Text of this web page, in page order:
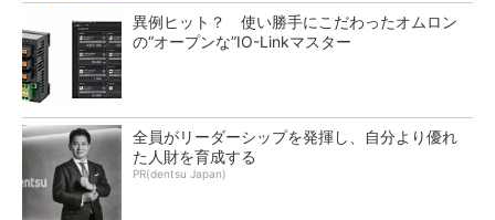
異例ヒット？ 使い勝手にこだわったオムロン
の“オープンな”IO-Linkマスター
全員がリーダーシップを発揮し、自分より優れ
た人財を育成する
PR(dentsu Japan)